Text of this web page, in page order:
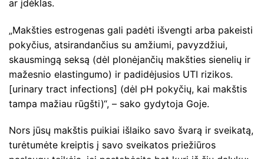
ar įdėklas.
„Makšties estrogenas gali padėti išvengti arba pakeisti
pokyčius, atsirandančius su amžiumi, pavyzdžiui,
skausmingą seksą (dėl plonėjančių makšties sienelių ir
mažesnio elastingumo) ir padidėjusios UTI rizikos.
[urinary tract infections] (dėl pH pokyčių, kai makštis
tampa mažiau rūgšti)“, – sako gydytoja Goje.
Nors jūsų makštis puikiai išlaiko savo švarą ir sveikatą,
turėtumėte kreiptis į savo sveikatos priežiūros